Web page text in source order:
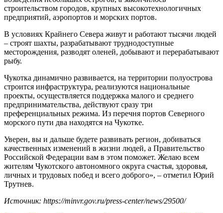
строительством городов, крупных высокотехнологичных
предприятий, аэропортов и морских портов.
В условиях Крайнего Севера живут и работают тысячи людей
– строят шахты, разрабатывают труднодоступные
месторождения, разводят оленей, добывают и перерабатывают
рыбу.
Чукотка динамично развивается, на территории полуострова
строится инфраструктура, реализуются национальные
проекты, осуществляется поддержка малого и среднего
предпринимательства, действуют сразу три
преференциальных режима. Из перечня портов Северного
морского пути два находятся на Чукотке.
Уверен, вы и дальше будете развивать регион, добиваться
качественных изменений в жизни людей, а Правительство
Российской Федерации вам в этом поможет. Желаю всем
жителям Чукотского автономного округа счастья, здоровья,
личных и трудовых побед и всего доброго», – отметил Юрий
Трутнев.
Источник: https://minvr.gov.ru/press-center/news/29500/